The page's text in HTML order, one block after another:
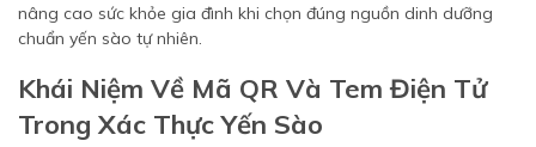
nâng cao sức khỏe gia đình khi chọn đúng nguồn dinh dưỡng
chuẩn yến sào tự nhiên.
Khái Niệm Về Mã QR Và Tem Điện Tử
Trong Xác Thực Yến Sào